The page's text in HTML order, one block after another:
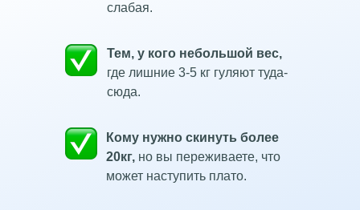
слабая.
Тем, у кого небольшой вес,
где лишние 3-5 кг гуляют туда-
сюда.
Кому нужно скинуть более
20кг, но вы переживаете, что
может наступить плато.